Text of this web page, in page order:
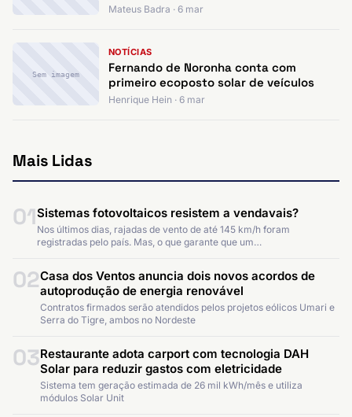
Mateus Badra · 6 mar
Sem imagem
NOTÍCIAS
Fernando de Noronha conta com
primeiro ecoposto solar de veículos
Henrique Hein · 6 mar
Mais Lidas
01Sistemas fotovoltaicos resistem a vendavais?
Nos últimos dias, rajadas de vento de até 145 km/h foram
registradas pelo país. Mas, o que garante que um…
02Casa dos Ventos anuncia dois novos acordos de
autoprodução de energia renovável
Contratos firmados serão atendidos pelos projetos eólicos Umari e
Serra do Tigre, ambos no Nordeste
03Restaurante adota carport com tecnologia DAH
Solar para reduzir gastos com eletricidade
Sistema tem geração estimada de 26 mil kWh/mês e utiliza
módulos Solar Unit